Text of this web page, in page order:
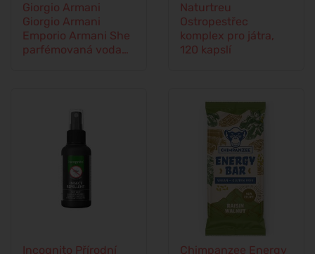
Giorgio Armani
Giorgio Armani
Emporio Armani She
parfémovaná voda
Naturtreu
Ostropestřec
komplex pro játra,
120 kapslí
Incognito Přírodní Chimpanzee Energy